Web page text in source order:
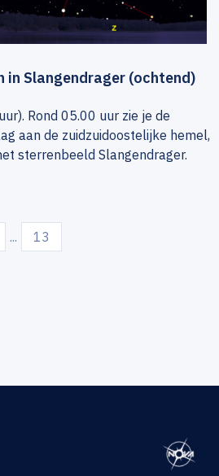
in Slangendrager (ochtend)
Rond 05.00 uur zie je de
aan de zuidzuidoostelijke hemel,
sterrenbeeld Slangendrager.
... 13